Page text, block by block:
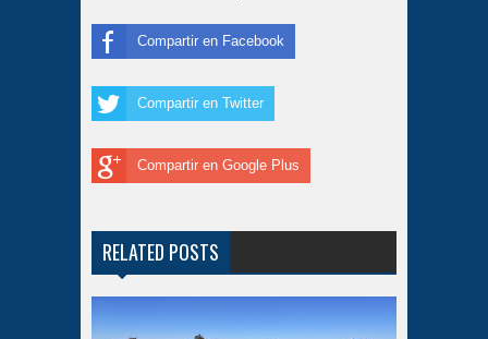
Compartir en Facebook
Compartir en Twitter
Compartir en Google Plus
RELATED POSTS